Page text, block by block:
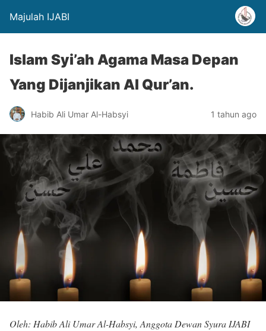
Majulah IJABI
Islam Syi’ah Agama Masa Depan
Yang Dijanjikan Al Qur’an.
Habib Ali Umar Al-Habsyi 1 tahun ago
Oleh: Habib Ali Umar Al-Habsyi, Anggota Dewan Syura IJABI